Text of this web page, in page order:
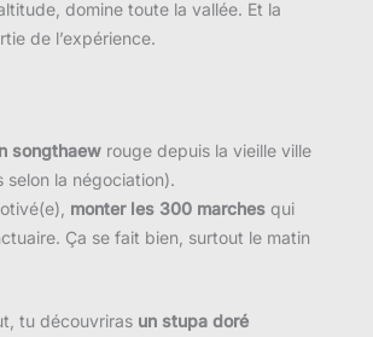
domine toute la vallée. Et la
de l’expérience.
songthaew rouge depuis la vieille ville
la négociation).
monter les 300 marches qui
Ça se fait bien, surtout le matin
tu découvriras un stupa doré